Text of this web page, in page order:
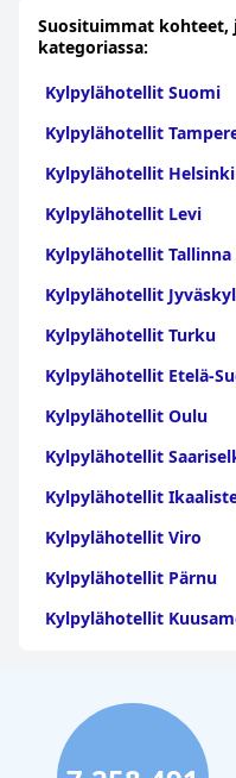
mukavuuksien yhdistelmä
vierailun arvoisen.
Suosituimmat
kategoriassa:
Kylpylähotellit Suomi
Kylpylähotellit
Kylpylähotellit Helsinki
Kylpylähotellit Levi
Kylpylähotellit Tallinna
Kylpylähotellit
Kylpylähotellit Turku
Kylpylähotellit Etelä-
Kylpylähotellit Oulu
Kylpylähotellit
Kylpylähotellit
Kylpylähotellit Viro
Kylpylähotellit Pärnu
Kylpylähotellit
Kylpylähotellit
Kylpylähotellit